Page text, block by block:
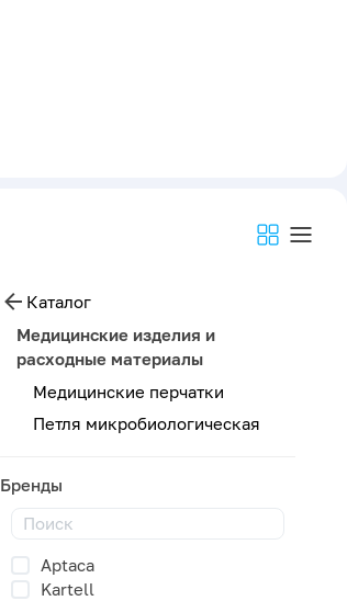
Каталог
Медицинские изделия и
расходные материалы
Медицинские перчатки
Петля микробиологическая
Бренды
Aptaca
Kartell